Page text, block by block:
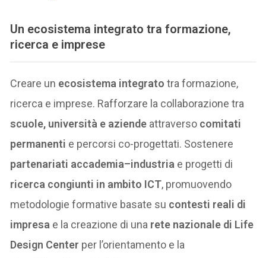
Un ecosistema integrato tra formazione,
ricerca e imprese
Creare un ecosistema integrato tra formazione,
ricerca e imprese. Rafforzare la collaborazione tra
scuole, università e aziende attraverso comitati
permanenti e percorsi co-progettati. Sostenere
partenariati accademia–industria e progetti di
ricerca congiunti in ambito ICT, promuovendo
metodologie formative basate su contesti reali di
impresa e la creazione di una rete nazionale di Life
Design Center per l’orientamento e la